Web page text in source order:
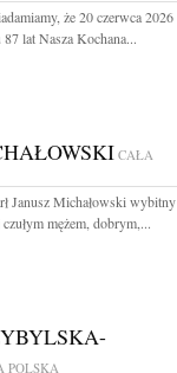
że 20 czerwca 2026
lat Nasza Kochana...
CAŁA
Janusz Michałowski wybitny
mężem, dobrym,...
POLSKA